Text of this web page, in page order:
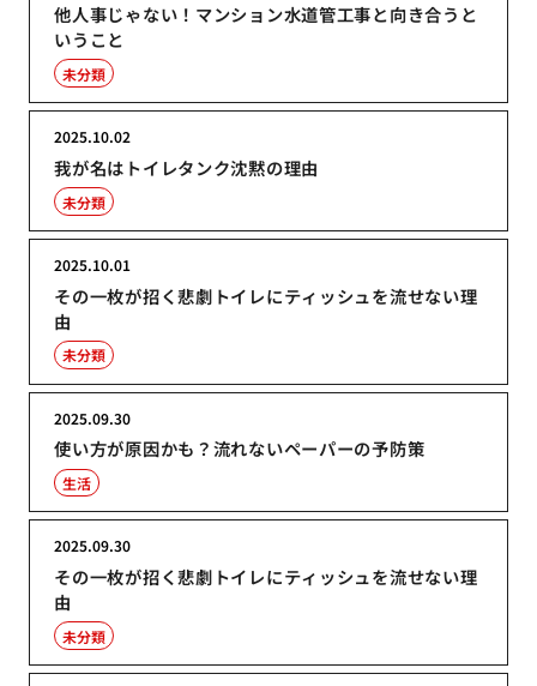
他人事じゃない！マンション水道管工事と向き合うと
いうこと
未分類
我が名はトイレタンク沈黙の理由
2025.10.02
未分類
その一枚が招く悲劇トイレにティッシュを流せない理
由
2025.10.01
未分類
使い方が原因かも？流れないペーパーの予防策
2025.09.30
生活
その一枚が招く悲劇トイレにティッシュを流せない理
由
2025.09.30
未分類